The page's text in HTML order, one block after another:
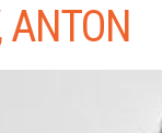
ANTON